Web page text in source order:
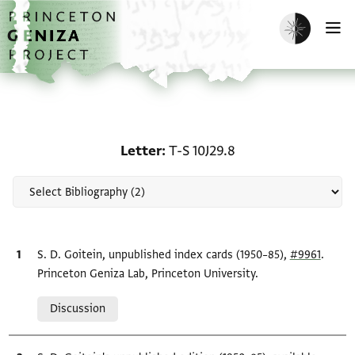
Skip to main content
home
Enable dark
Letter T-S 10J29.8
Bibliographic citation
S. D. Goitein, unpublished index cards (1950–85), #9961.
Princeton Geniza Lab, Princeton University.
Discussion